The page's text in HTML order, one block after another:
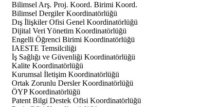
Bilimsel Arş. Proj. Koord. Birimi Koord.
Bilimsel Dergiler Koordinatörlüğü
Dış İlişkiler Ofisi Genel Koordinatörlüğü
Dijital Veri Yönetim Koordinatörlüğü
Engelli Öğrenci Birimi Koordinatörlüğü
IAESTE Temsilciliği
İş Sağlığı ve Güvenliği Koordinatörlüğü
Kalite Koordinatörlüğü
Kurumsal İletişim Koordinatörlüğü
Ortak Zorunlu Dersler Koordinatörlüğü
ÖYP Koordinatörlüğü
Patent Bilgi Destek Ofisi Koordinatörlüğü